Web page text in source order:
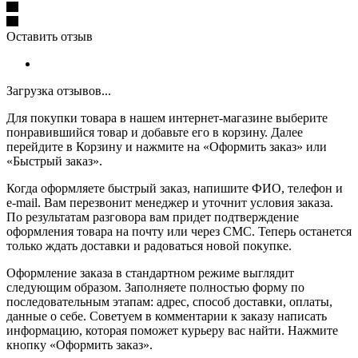
Оставить отзыв
Загрузка отзывов...
Для покупки товара в нашем интернет-магазине выберите
понравившийся товар и добавьте его в корзину. Далее
перейдите в Корзину и нажмите на «Оформить заказ» или
«Быстрый заказ».
Когда оформляете быстрый заказ, напишите ФИО, телефон и
e-mail. Вам перезвонит менеджер и уточнит условия заказа.
По результатам разговора вам придет подтверждение
оформления товара на почту или через СМС. Теперь останется
только ждать доставки и радоваться новой покупке.
Оформление заказа в стандартном режиме выглядит
следующим образом. Заполняете полностью форму по
последовательным этапам: адрес, способ доставки, оплаты,
данные о себе. Советуем в комментарии к заказу написать
информацию, которая поможет курьеру вас найти. Нажмите
кнопку «Оформить заказ».